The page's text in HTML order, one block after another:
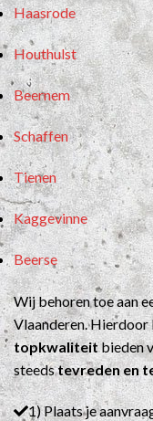
Haasrode
Houthulst
Beernem
Schaffen
Tienen
Kaggevinne
Beerse
Wij behoren toe aan
Vlaanderen. Hierdoor
topkwaliteitbieden
steedstevreden en
1) Plaats je